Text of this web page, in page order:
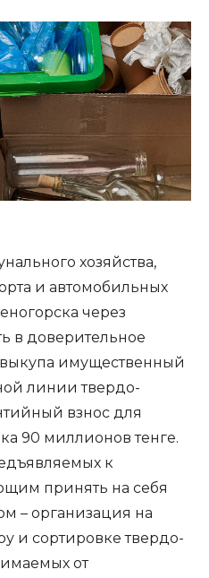
хозяйства,
и автомобильных
через
в доверительное
имущественный
линии твердо-
взнос для
90 миллионов тенге.
к
принять на себя
– организация на
и сортировке твердо-
от